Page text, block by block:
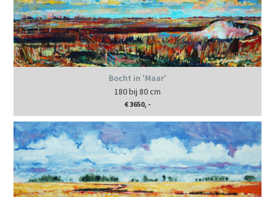
Bocht in 'Maar'
180 bij 80 cm
€ 3650, -